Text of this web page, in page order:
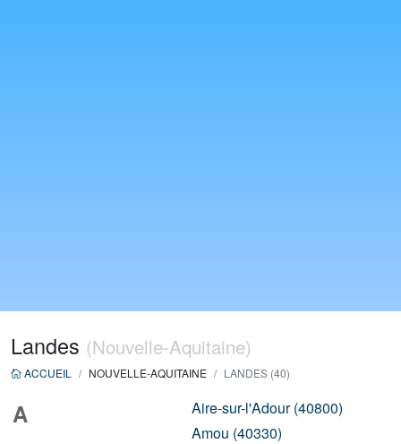
Landes (Nouvelle-Aquitaine)
ACCUEIL NOUVELLE-AQUITAINE LANDES (40)
A
Aire-sur-l'Adour (40800)
Amou (40330)